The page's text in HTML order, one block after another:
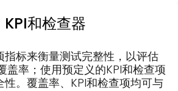
和检查器
指标来衡量测试完整性，以评估
盖率；使用预定义的KPI和检查项
。覆盖率、KPI和检查项均可与